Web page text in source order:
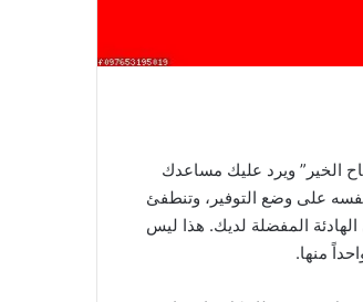
الخير” ويرد عليك مساعدك
نفسه على وضع التوفير، وتنطفئ
المفضلة لديك. هذا ليس